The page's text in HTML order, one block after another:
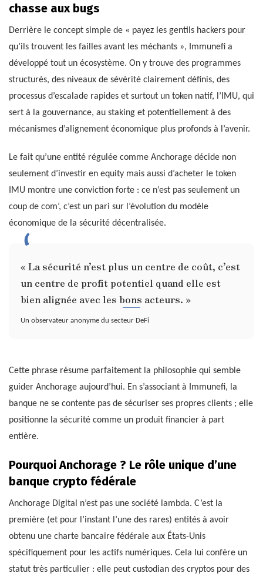
chasse aux bugs
Derrière le concept simple de « payez les gentils hackers pour
qu’ils trouvent les failles avant les méchants », Immunefi a
développé tout un écosystème. On y trouve des programmes
structurés, des niveaux de sévérité clairement définis, des
processus d’escalade rapides et surtout un token natif, l’IMU, qui
sert à la gouvernance, au staking et potentiellement à des
mécanismes d’alignement économique plus profonds à l’avenir.
Le fait qu’une entité régulée comme Anchorage décide non
seulement d’investir en equity mais aussi d’acheter le token
IMU montre une conviction forte : ce n’est pas seulement un
coup de com’, c’est un pari sur l’évolution du modèle
économique de la sécurité décentralisée.
« La sécurité n’est plus un centre de coût, c’est
un centre de profit potentiel quand elle est
bien alignée avec les bons acteurs. »
Un observateur anonyme du secteur DeFi
Cette phrase résume parfaitement la philosophie qui semble
guider Anchorage aujourd’hui. En s’associant à Immunefi, la
banque ne se contente pas de sécuriser ses propres clients ; elle
positionne la sécurité comme un produit financier à part
entière.
Pourquoi Anchorage ? Le rôle unique d’une
banque crypto fédérale
Anchorage Digital n’est pas une société lambda. C’est la
première (et pour l’instant l’une des rares) entités à avoir
obtenu une charte bancaire fédérale aux États-Unis
spécifiquement pour les actifs numériques. Cela lui confère un
statut très particulier : elle peut custodian des cryptos pour des